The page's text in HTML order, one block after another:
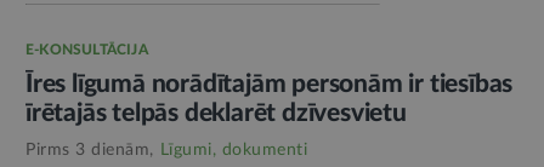
E-KONSULTĀCIJA
Īres līgumā norādītajām personām ir tiesības
īrētajās telpās deklarēt dzīvesvietu
Pirms 3 dienām, Līgumi, dokumenti